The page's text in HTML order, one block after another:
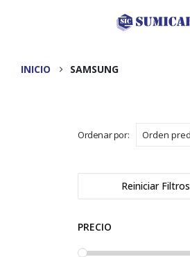
INICIO SAMSUNG
Ordenar por:
Reiniciar Filtros
PRECIO